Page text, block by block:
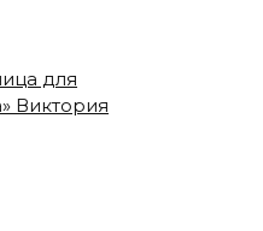
для
Виктория